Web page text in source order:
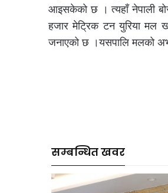
आइसकेको छ । त्यहाँ नेपाली
हजार मेट्रिक टन युरिया मल
जनाएको छ ।यसपालि मलको
सम्बन्धित खवर